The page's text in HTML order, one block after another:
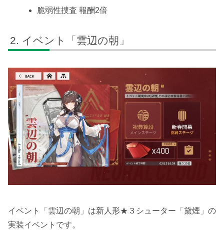
脆弱性捜査 報酬2倍
イベント「雲辺の朝」
イベント「雲辺の朝」は新人形★３シューター「黛煙」の
実装イベントです。